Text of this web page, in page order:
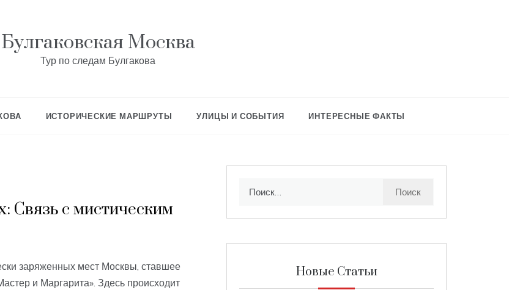
Булгаковская Москва
Тур по следам Булгакова
ИСТОРИЧЕСКИЕ МАРШРУТЫ УЛИЦЫ И СОБЫТИЯ ИНТЕРЕСНЫЕ ФАКТЫ
Связь с мистическим
заряженных мест Москвы, ставшее
и Маргарита». Здесь происходит
Новые Статьи